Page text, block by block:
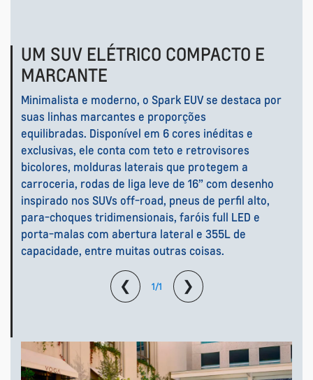
UM SUV ELÉTRICO COMPACTO E
MARCANTE
Minimalista e moderno, o Spark EUV se destaca por
suas linhas marcantes e proporções
equilibradas. Disponível em 6 cores inéditas e
exclusivas, ele conta com teto e retrovisores
bicolores, molduras laterais que protegem a
carroceria, rodas de liga leve de 16” com desenho
inspirado nos SUVs off-road, pneus de perfil alto,
para-choques tridimensionais, faróis full LED e
porta-malas com abertura lateral e 355L de
capacidade, entre muitas outras coisas.
❮ 1/1 ❯